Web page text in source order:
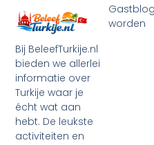
Bij BeleefTurkije.nl
bieden we allerlei
informatie over
Turkije waar je
écht wat aan
hebt. De leukste
activiteiten en
worden